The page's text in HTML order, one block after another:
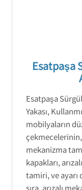
Esatpaşa
Esatpaşa
Yakası,
mobilyaların
mekanizma
kapakları,
tamiri, ve ayarı
sıra, arızalı